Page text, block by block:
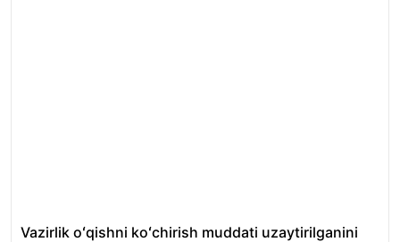
Vazirlik oʻqishni koʻchirish muddati uzaytirilganini